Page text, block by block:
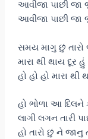
આવીજા પાછી જા
આવીજા પાછી જા
સમય માગુ છું તારો
મારા થી થાય દૂર
હો હો હો મારા
હો ભોળા આ
લાગી લગન તારી
હો તારો છું ને જાનુ